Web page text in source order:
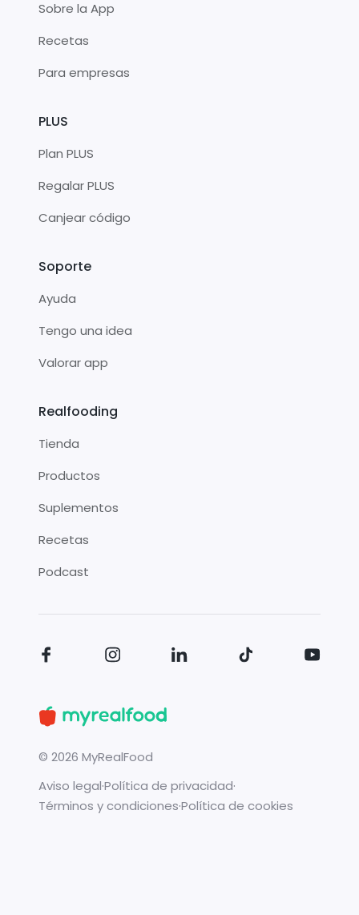
Sobre la App
Recetas
Para empresas
PLUS
Plan PLUS
Regalar PLUS
Canjear código
Soporte
Ayuda
Tengo una idea
Valorar app
Realfooding
Tienda
Productos
Suplementos
Recetas
Podcast
© 2026 MyRealFood
Aviso legal·Política de privacidad·
Términos y condiciones·Política de cookies